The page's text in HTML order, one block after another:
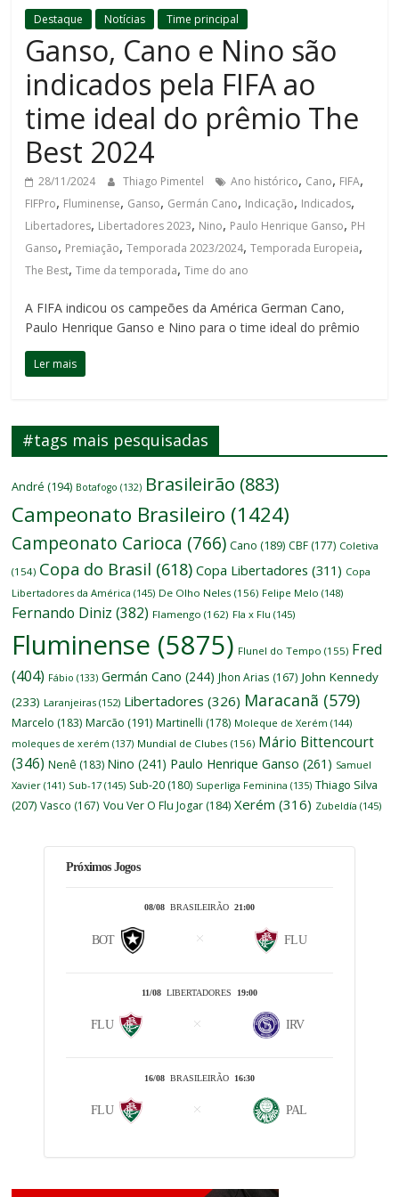
Destaque Notícias Time principal
Ganso, Cano e Nino são
indicados pela FIFA ao
time ideal do prêmio The
Best 2024
28/11/2024 Thiago Pimentel Ano histórico, Cano, FIFA,
FIFPro, Fluminense, Ganso, Germán Cano, Indicação, Indicados,
Libertadores, Libertadores 2023, Nino, Paulo Henrique Ganso, PH
Ganso, Premiação,Temporada 2023/2024,Temporada Europeia,
The Best,Time da temporada,Time do ano
A FIFA indicou os campeões da América German Cano,
Paulo Henrique Ganso e Nino para o time ideal do prêmio
Ler mais
#tags mais pesquisadas
André (194) Botafogo (132) Brasileirão (883)
Campeonato Brasileiro (1424)
Campeonato Carioca (766) Cano (189) CBF (177) Coletiva
(154) Copa do Brasil (618) Copa Libertadores (311) Copa
Libertadores da América (145) De Olho Neles (156) Felipe Melo (148)
Fernando Diniz (382) Flamengo (162) Fla x Flu (145)
Fluminense (5875) Flunel do Tempo (155) Fred
(404) Fábio (133) Germán Cano (244) Jhon Arias (167) John Kennedy
(233) Laranjeiras (152) Libertadores (326) Maracanã (579)
Marcelo (183) Marcão (191) Martinelli (178) Moleque de Xerém (144)
moleques de xerém (137) Mundial de Clubes (156) Mário Bittencourt
(346) Nenê (183) Nino (241) Paulo Henrique Ganso (261) Samuel
Xavier (141) Sub-17 (145) Sub-20 (180) Superliga Feminina (135) Thiago Silva
(207) Vasco (167) Vou Ver O Flu Jogar (184) Xerém (316) Zubeldía (145)
Próximos Jogos
08/08BRASILEIRÃO 21:00
BOT FLU
11/08LIBERTADORES 19:00
FLU IRV
16/08BRASILEIRÃO 16:30
FLU PAL